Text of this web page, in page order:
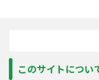
このサイトについ